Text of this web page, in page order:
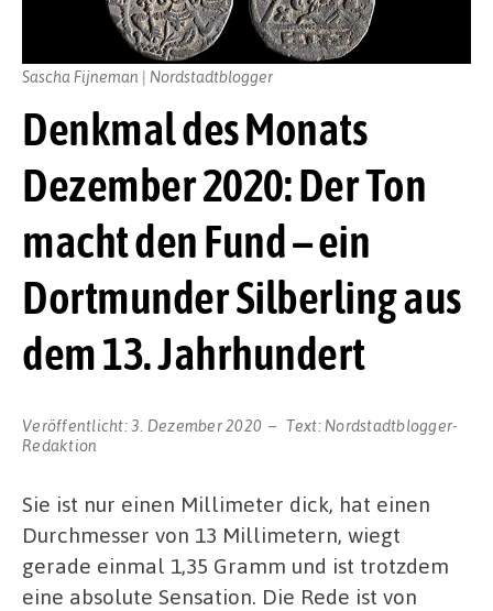
Denkmal des Monats
Dezember 2020: Der Ton
macht den Fund – ein
Dortmunder Silberling aus
dem 13. Jahrhundert
Veröffentlicht:3. Dezember 2020 Text: Nordstadtblogger-
Redaktion
Sascha Fijneman | Nordstadtblogger
Sie ist nur einen Millimeter dick, hat einen
Durchmesser von 13 Millimetern, wiegt
gerade einmal 1,35 Gramm und ist trotzdem
eine absolute Sensation. Die Rede ist von